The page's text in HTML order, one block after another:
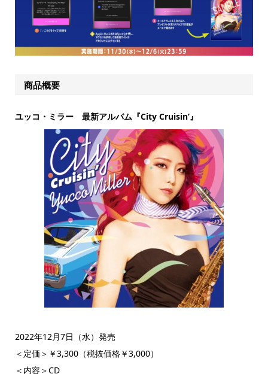
商品概要
ユッコ・ミラー 最新アルバム『City Cruisin’』
2022年12月7日（水）発売
＜定価＞￥3,300（税抜価格￥3,000）
＜内容＞CD